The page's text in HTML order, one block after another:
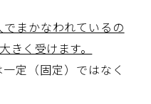
まかなわれているの
きく受けます。
定（固定）ではなく